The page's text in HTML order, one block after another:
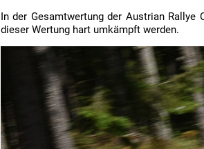
In der Gesamtwertung der Austrian
dieser Wertung hart umkämpft werden.